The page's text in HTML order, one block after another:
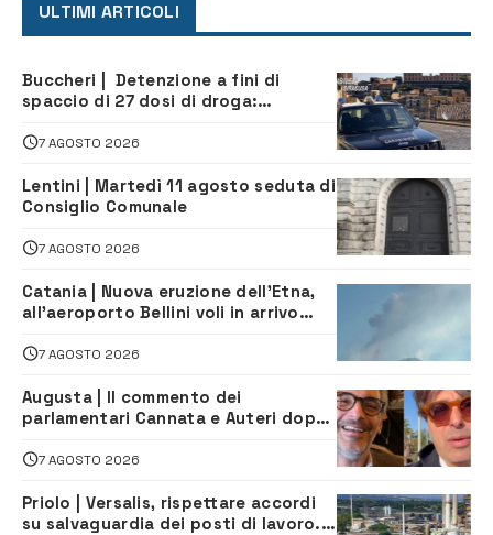
ULTIMI ARTICOLI
Buccheri | Detenzione a fini di
spaccio di 27 dosi di droga:
7 AGOSTO 2026
Lentini | Martedì 11 agosto seduta di
Consiglio Comunale
7 AGOSTO 2026
Catania | Nuova eruzione dell’Etna,
all’aeroporto Bellini voli in arrivo
7 AGOSTO 2026
Augusta | Il commento dei
parlamentari Cannata e Auteri dopo
depuratore
7 AGOSTO 2026
Priolo | Versalis, rispettare accordi
su salvaguardia dei posti di lavoro. Il